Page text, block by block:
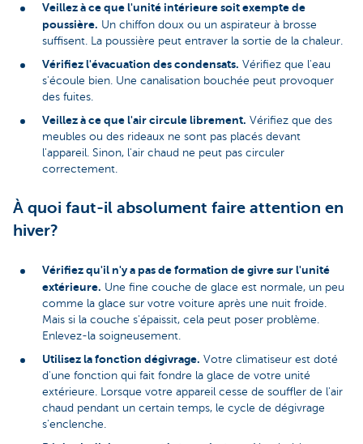
Veillez à ce que l'unité intérieure soit exempte de
poussière. Un chiffon doux ou un aspirateur à brosse
suffisent. La poussière peut entraver la sortie de la chaleur.
Vérifiez l'évacuation des condensats. Vérifiez que l'eau
s'écoule bien. Une canalisation bouchée peut provoquer
des fuites.
Veillez à ce que l'air circule librement. Vérifiez que des
meubles ou des rideaux ne sont pas placés devant
l'appareil. Sinon, l'air chaud ne peut pas circuler
correctement.
À quoi faut-il absolument faire attention en
hiver?
Vérifiez qu'il n'y a pas de formation de givre sur l'unité
extérieure. Une fine couche de glace est normale, un peu
comme la glace sur votre voiture après une nuit froide.
Mais si la couche s'épaissit, cela peut poser problème.
Enlevez-la soigneusement.
Utilisez la fonction dégivrage. Votre climatiseur est doté
d'une fonction qui fait fondre la glace de votre unité
extérieure. Lorsque votre appareil cesse de souffler de l'air
chaud pendant un certain temps, le cycle de dégivrage
s'enclenche.